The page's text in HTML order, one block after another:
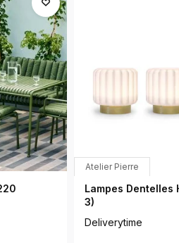
Atelier Pierre
Lampes Dentelles
3)
Deliverytime